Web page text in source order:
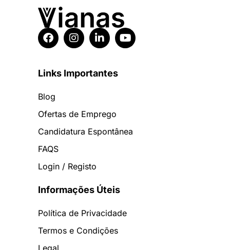
Links Importantes
Blog
Ofertas de Emprego
Candidatura Espontânea
FAQS
Login / Registo
Informações Úteis
Política de Privacidade
Termos e Condições
Legal